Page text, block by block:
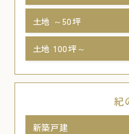
土地 ～50坪
土地 100坪～
紀
新築戸建